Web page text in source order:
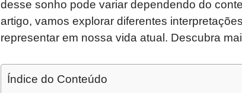
desse sonho pode variar dependendo do
artigo, vamos explorar diferentes
representar em nossa vida atual. Descubra
Índice do Conteúdo